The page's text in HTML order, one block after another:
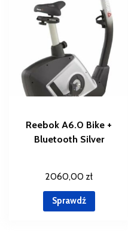
Reebok A6.0 Bike +
Bluetooth Silver
2060,00 zł
Sprawdź